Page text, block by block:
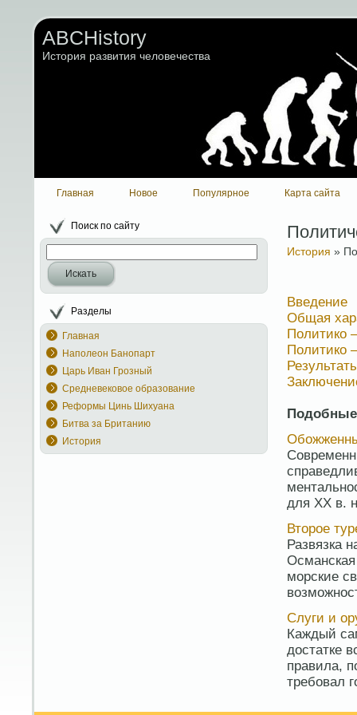
ABCHistory
История развития человечества
Главная Новое Популярное Карта сайта
Поиск по сайту
Искать
Разделы
Главная
Наполеон Банопарт
Царь Иван Грозный
Средневековое образование
Реформы Цинь Шихуана
Битва за Британию
История
История »
Введение
Общая
Политико
Политико
для XX в.
Второе
Развязка
морские
Слуги и
Каждый
достатке
правила,
требовал